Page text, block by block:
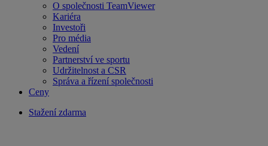
O společnosti TeamViewer
Kariéra
Investoři
Pro média
Vedení
Partnerství ve sportu
Udržitelnost a CSR
Správa a řízení společnosti
Ceny
Stažení zdarma